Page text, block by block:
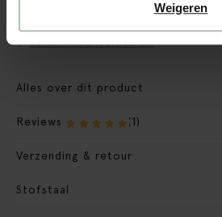
Weigeren
Verpakkingsmateriaal nemen we mee
Banken retourvoorwaarden
Alles over dit product
Reviews (1)
Verzending & retour
Stofstaal